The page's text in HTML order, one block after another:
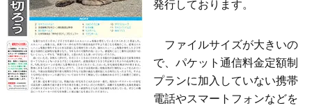
ファイルサイズが大きいの
で、パケット通信料金定額制
プランに加入していない携帯
電話やスマートフォンなどを